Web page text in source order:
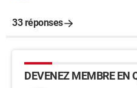
33 réponses
DEVENEZ MEMBRE EN